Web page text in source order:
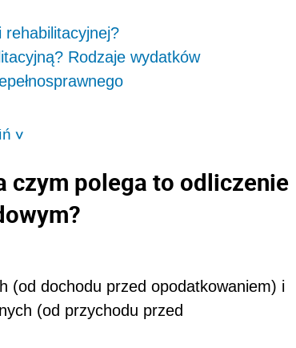
Rodzaje wydatków
>
czym polega to odliczenie
(od dochodu przed opodatkowaniem) i
(od przychodu przed